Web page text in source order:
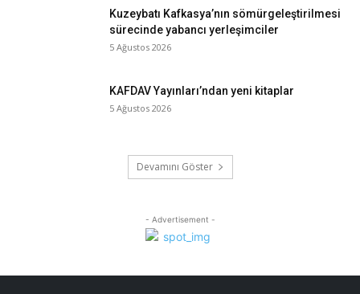
Kuzeybatı Kafkasya’nın sömürgeleştirilmesi
sürecinde yabancı yerleşimciler
5 Ağustos 2026
KAFDAV Yayınları’ndan yeni kitaplar
5 Ağustos 2026
Devamını Göster
- Advertisement -